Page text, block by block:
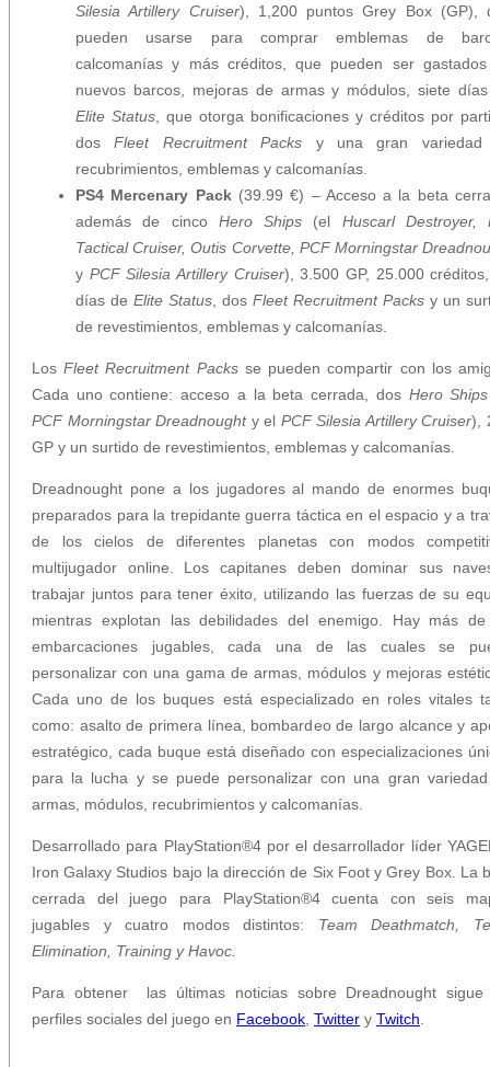
Silesia Artillery Cruiser), 1,200 puntos Grey Box (GP),
pueden usarse para comprar emblemas de
calcomanías y más créditos, que pueden ser
nuevos barcos, mejoras de armas y módulos, siete
Elite Status , que otorga bonificaciones y créditos por
dosFleet Recruitment Packs y una gran variedad
recubrimientos, emblemas y calcomanías.
PS4 Mercenary Pack(39.99 €) – Acceso a la beta
además de cinco Hero Ships (el Huscarl Destroyer,
Tactical Cruiser, Outis Corvette, PCF Morningstar
y PCF Silesia Artillery Cruiser), 3.500 GP, 25.000
días de Elite Status , dos Fleet Recruitment Packs y un
de revestimientos, emblemas y calcomanías.
LosFleet Recruitment Packsse pueden compartir con los
Cada uno contiene: acceso a la beta cerrada, dos Hero Ships
PCF Morningstar Dreadnought y el PCF Silesia Artillery Cruiser),
GP y un surtido de revestimientos, emblemas y calcomanías.
Dreadnought pone a los jugadores al mando de enormes
preparados para la trepidante guerra táctica en el espacio y a
de los cielos de diferentes planetas con modos
multijugador online. Los capitanes deben dominar sus
trabajar juntos para tener éxito, utilizando las fuerzas de su
mientras explotan las debilidades del enemigo. Hay más
embarcaciones jugables, cada una de las cuales se
personalizar con una gama de armas, módulos y mejoras
Cada uno de los buques está especializado en roles vitales
como: asalto de primera línea, bombardeo de largo alcance y
estratégico, cada buque está diseñado con especializaciones
para la lucha y se puede personalizar con una gran
armas, módulos, recubrimientos y calcomanías.
Desarrollado para PlayStation®4 por el desarrollador líder
Iron Galaxy Studios bajo la dirección de Six Foot y Grey Box. La
cerrada del juego para PlayStation®4 cuenta con seis
jugables y cuatro modos distintos: Team Deathmatch,
Elimination, Training y Havoc.
Para obtener las últimas noticias sobre Dreadnought sigue
perfiles sociales del juego en Facebook Twitter y Twitch